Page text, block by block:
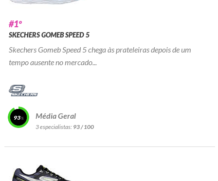
#1º
SKECHERS GOMEB SPEED 5
Skechers Gomeb Speed 5 chega às prateleiras depois de um
tempo ausente no mercado...
93 Média Geral
3 especialistas: 93 / 100